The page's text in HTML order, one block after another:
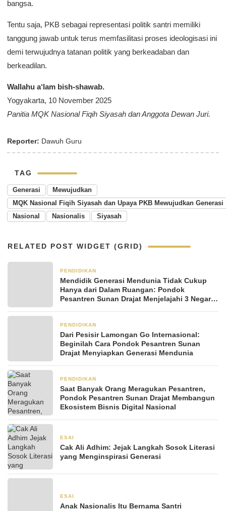
bangsa.
Tentu saja, PKB sebagai representasi politik santri memiliki
tanggung jawab untuk terus memfasilitasi proses ideologisasi ini
demi terwujudnya tatanan politik yang berkeadaban dan
berkeadilan.
Wallahu a‘lam bish-shawab.
Yogyakarta, 10 November 2025
Panitia MQK Nasional Fiqih Siyasah dan Anggota Dewan Juri.
Reporter: Dawuh Guru
TAG
Generasi
Mewujudkan
MQK Nasional Fiqih Siyasah dan Upaya PKB Mewujudkan
Nasional
Nasionalis Siyasah
RELATED POST WIDGET (GRID)
PENDIDIKAN
Mendidik Generasi Mendunia Tidak Cukup
Hanya dari Dalam Ruangan: Pondok
Pesantren Sunan Drajat Menjelajahi 3 Negara
PENDIDIKAN
Dari Pesisir Lamongan Go Internasional:
Beginilah Cara Pondok Pesantren Sunan
Drajat Menyiapkan Generasi Mendunia
PENDIDIKAN
Saat Banyak Orang Meragukan Pesantren,
Pondok Pesantren Sunan Drajat Membangun
Ekosistem Bisnis Digital Nasional
ESAI
Cak Ali Adhim: Jejak Langkah Sosok Literasi
yang Menginspirasi Generasi
ESAI
Anak Nasionalis Itu Bernama Santri